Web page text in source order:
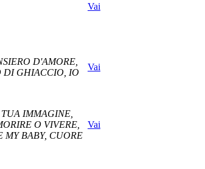
Vai
D'AMORE,
DI GHIACCIO, IO
Vai
IMMAGINE,
O VIVERE,
MY BABY, CUORE
Vai